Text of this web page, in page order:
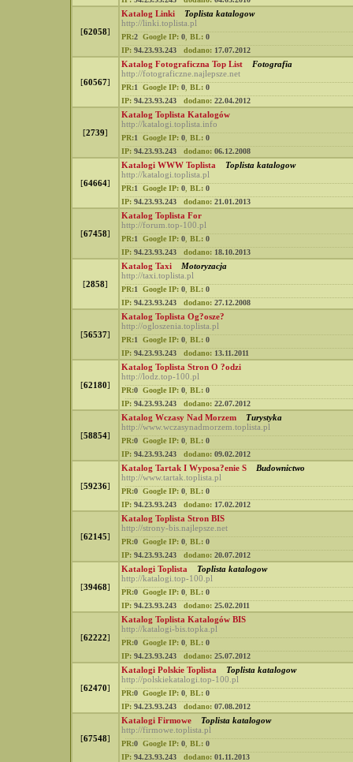
[62058]
Katalog Linki
Toplista katalogow
http://linki.toplista.pl
PR:2 Google IP: 0 BL: 0
IP: 94.23.93.243 dodano: 17.07.2012
[60567]
Katalog Fotograficzna Top List
Fotografia
http://fotograficzne.najlepsze.net
PR:1 Google IP: 0 BL: 0
IP: 94.23.93.243 dodano: 22.04.2012
[2739]
Katalog Toplista Katalogów
http://katalogi.toplista.info
PR:1 Google IP: 0 BL: 0
IP: 94.23.93.243 dodano: 06.12.2008
[64664]
Katalogi WWW Toplista
Toplista katalogow
http://katalogi.toplista.pl
PR:1 Google IP: 0 BL: 0
IP: 94.23.93.243 dodano: 21.01.2013
[67458]
Katalog Toplista For
http://forum.top-100.pl
PR:1 Google IP: 0 BL: 0
IP: 94.23.93.243 dodano: 18.10.2013
[2858]
Katalog Taxi
Motoryzacja
http://taxi.toplista.pl
PR:1 Google IP: 0 BL: 0
IP: 94.23.93.243 dodano: 27.12.2008
[56537]
Katalog Toplista Og?osze?
http://ogloszenia.toplista.pl
PR:1 Google IP: 0 BL: 0
IP: 94.23.93.243 dodano: 13.11.2011
[62180]
Katalog Toplista Stron O ?odzi
http://lodz.top-100.pl
PR:0 Google IP: 0 BL: 0
IP: 94.23.93.243 dodano: 22.07.2012
[58854]
Katalog Wczasy Nad Morzem
Turystyka
http://www.wczasynadmorzem.toplista.pl
PR:0 Google IP: 0 BL: 0
IP: 94.23.93.243 dodano: 09.02.2012
[59236]
Katalog Tartak I Wyposa?enie S
Budownictwo
http://www.tartak.toplista.pl
PR:0 Google IP: 0 BL: 0
IP: 94.23.93.243 dodano: 17.02.2012
[62145]
Katalog Toplista Stron BIS
http://strony-bis.najlepsze.net
PR:0 Google IP: 0 BL: 0
IP: 94.23.93.243 dodano: 20.07.2012
[39468]
Katalogi Toplista
Toplista katalogow
http://katalogi.top-100.pl
PR:0 Google IP: 0 BL: 0
IP: 94.23.93.243 dodano: 25.02.2011
[62222]
Katalog Toplista Katalogów BIS
http://katalogi-bis.topka.pl
PR:0 Google IP: 0 BL: 0
IP: 94.23.93.243 dodano: 25.07.2012
[62470]
Katalogi Polskie Toplista
Toplista katalogow
http://polskiekatalogi.top-100.pl
PR:0 Google IP: 0 BL: 0
IP: 94.23.93.243 dodano: 07.08.2012
[67548]
Katalogi Firmowe
Toplista katalogow
http://firmowe.toplista.pl
PR:0 Google IP: 0 BL: 0
IP: 94.23.93.243 dodano: 01.11.2013